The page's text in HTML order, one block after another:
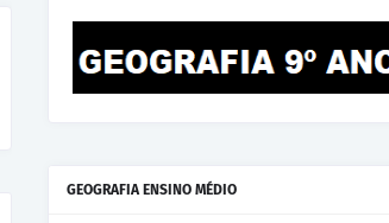
GEOGRAFIA ENSINO MÉDIO